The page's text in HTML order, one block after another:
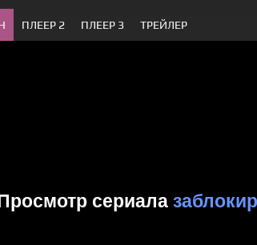
ПЛЕЕР 2 ПЛЕЕР 3 ТРЕЙЛЕР